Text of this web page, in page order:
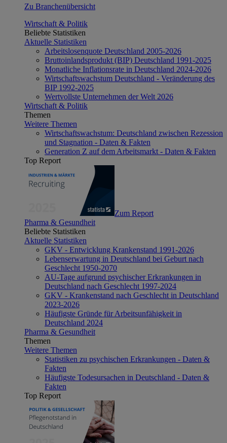
Zu Branchenübersicht
Wirtschaft & Politik
Beliebte Statistiken
Aktuelle Statistiken
Arbeitslosenquote Deutschland 2005-2026
Bruttoinlandsprodukt (BIP) Deutschland 1991-2025
Monatliche Inflationsrate in Deutschland 2024-2026
Wirtschaftswachstum Deutschland - Veränderung des
BIP 1992-2025
Wertvollste Unternehmen der Welt 2026
Wirtschaft & Politik
Themen
Weitere Themen
Wirtschaftswachstum: Deutschland zwischen Rezession
und Stagnation - Daten & Fakten
Generation Z auf dem Arbeitsmarkt - Daten & Fakten
Top Report
Zum Report
Pharma & Gesundheit
Beliebte Statistiken
Aktuelle Statistiken
GKV - Entwicklung Krankenstand 1991-2026
Lebenserwartung in Deutschland bei Geburt nach
Geschlecht 1950-2070
AU-Tage aufgrund psychischer Erkrankungen in
Deutschland nach Geschlecht 1997-2024
GKV - Krankenstand nach Geschlecht in Deutschland
2023-2026
Häufigste Gründe für Arbeitsunfähigkeit in
Deutschland 2024
Pharma & Gesundheit
Themen
Weitere Themen
Statistiken zu psychischen Erkrankungen - Daten &
Fakten
Häufigste Todesursachen in Deutschland - Daten &
Fakten
Top Report